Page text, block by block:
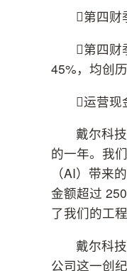
第四财
第四财
45%，均创历
运营现
戴尔科
的一年。我
（AI）带来
金额超过
了我们的工
戴尔科
公司这一创